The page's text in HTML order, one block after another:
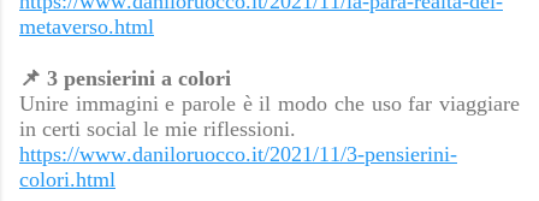
metaverso.html
📌 3 pensierini a colori
Unire immagini e parole è il modo che uso far viaggiare
in certi social le mie riflessioni.
https://www.daniloruocco.it/2021/11/3-pensierini-
colori.html